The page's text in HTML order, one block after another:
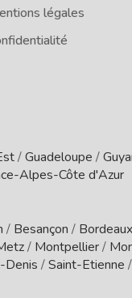
légales
/Guadeloupe /
Alpes-Côte d'Azur
/ Besançon / Bordeaux
/ Montpellier/
Denis /Saint-Etienne /